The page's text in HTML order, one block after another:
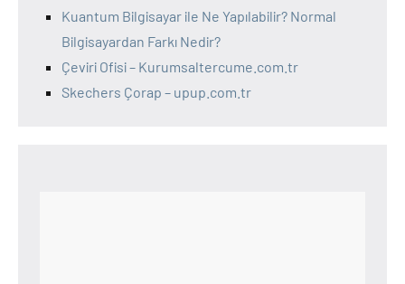
Kuantum Bilgisayar ile Ne Yapılabilir? Normal
Bilgisayardan Farkı Nedir?
Çeviri Ofisi – Kurumsaltercume.com.tr
Skechers Çorap – upup.com.tr